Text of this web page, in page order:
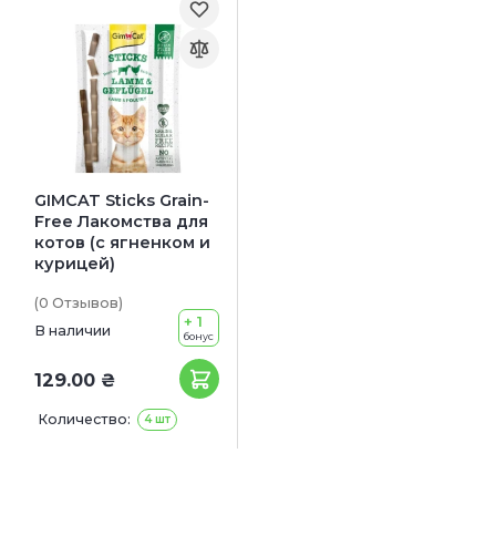
GIMCAT Sticks Grain-
Free Лакомства для
котов (с ягненком и
курицей)
(0 Отзывов)
В наличии
129.00 ₴
+ 1
бонус
Количество: 4 шт